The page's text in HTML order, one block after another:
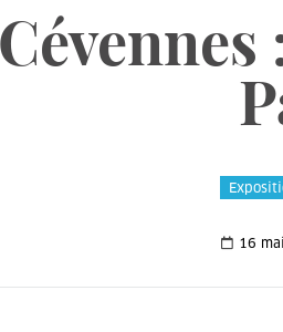
16